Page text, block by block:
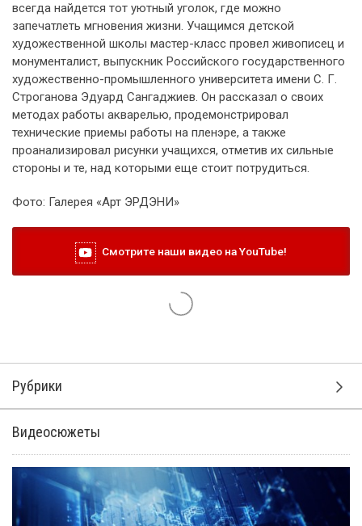
всегда найдется тот уютный уголок, где можно
запечатлеть мгновения жизни. Учащимся детской
художественной школы мастер-класс провел живописец и
монументалист, выпускник Российского государственного
художественно-промышленного университета имени С. Г.
Строганова Эдуард Сангаджиев. Он рассказал о своих
методах работы акварелью, продемонстрировал
технические приемы работы на пленэре, а также
проанализировал рисунки учащихся, отметив их сильные
стороны и те, над которыми еще стоит потрудиться.
Фото: Галерея «Арт ЭРДЭНИ»
Смотрите наши видео на YouTube!
Рубрики
Видеосюжеты